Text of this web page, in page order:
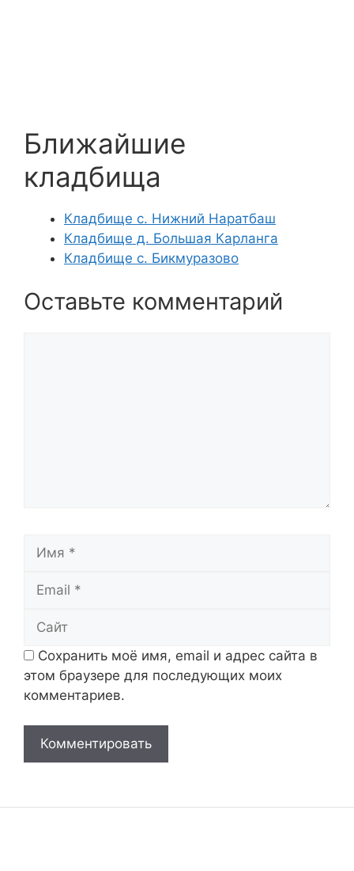
Ближайшие
кладбища
Кладбище с. Нижний Наратбаш
Кладбище д. Большая Карланга
Кладбище с. Бикмуразово
Оставьте комментарий
Сохранить моё имя, email и адрес сайта в
этом браузере для последующих моих
комментариев.